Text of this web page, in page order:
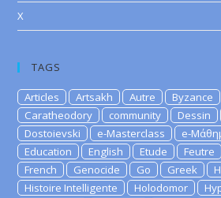
X
TAGS
Articles Artsakh Autre Byzance
Caratheodory
community Dessin
Dostoievski
e-Masterclass e-
Education
English Etude Feutre
French
Genocide Go Greek
Histoire Intelligente
Holodomor